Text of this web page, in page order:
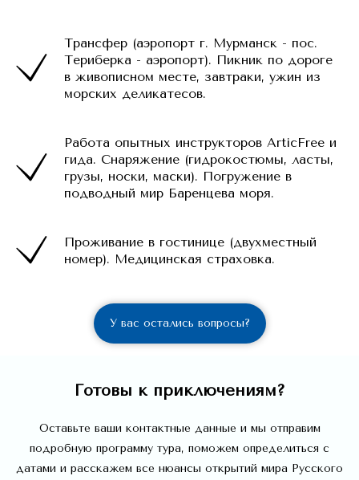
Трансфер (аэропорт г. Мурманск - пос.
Териберка - аэропорт). Пикник по дороге
в живописном месте, завтраки, ужин из
морских деликатесов.
Работа опытных инструкторов ArticFree и
гида. Снаряжение (гидрокостюмы, ласты,
грузы, носки, маски). Погружение в
подводный мир Баренцева моря.
Проживание в гостинице (двухместный
номер). Медицинская страховка.
У вас остались вопросы?
Готовы к приключениям?
Оставьте ваши контактные данные и мы отправим
подробную программу тура, поможем определиться с
датами и расскажем все нюансы открытий мира Русского